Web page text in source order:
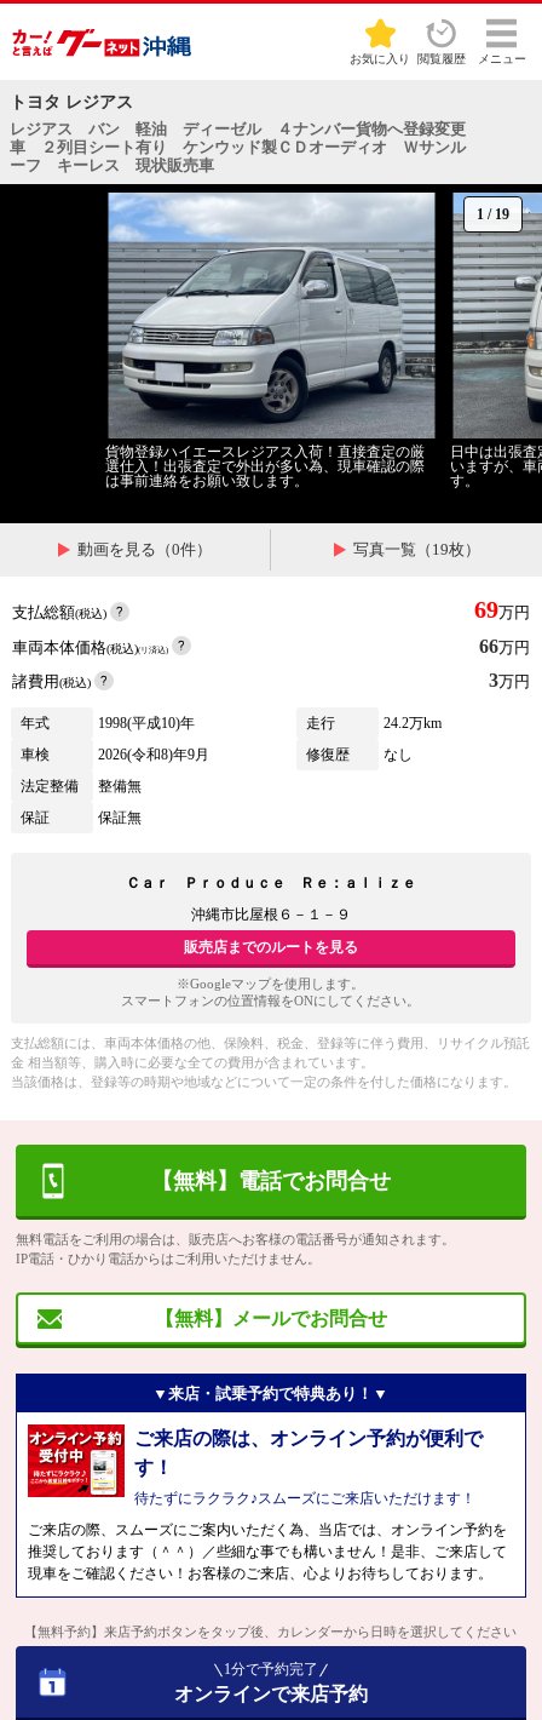
お気に入り 閲覧履歴 メニュー
トヨタ レジアス
レジアス バン 軽油 ディーゼル ４ナンバー貨物へ登録変更
車 ２列目シート有り ケンウッド製ＣＤオーディオ Ｗサンル
ーフ キーレス 現状販売車
1 / 19
貨物登録ハイエースレジアス入荷！直接査定の厳
選仕入！出張査定で外出が多い為、現車確認の際
は事前連絡をお願い致します。
日中は出張
いますが、
す。
動画を見る（0件） 写真一覧（19枚）
支払総額(税込) 69万円
車両本体価格(税込)(リ済込) 66万円
諸費用(税込) 3万円
年式 1998(平成10)年 走行
24.2万km
車検
2026(令和8)年9月 修復歴
なし
法定整備
整備無
保証
保証無
Ｃａｒ Ｐｒｏｄｕｃｅ Ｒｅ：ａｌｉｚｅ
沖縄市比屋根６－１－９
販売店までのルートを見る
※Googleマップを使用します。
スマートフォンの位置情報をONにしてください。
支払総額には、車両本体価格の他、保険料、税金、登録等に伴う費用、リサイクル預託
金 相当額等、購入時に必要な全ての費用が含まれています。
当該価格は、登録等の時期や地域などについて一定の条件を付した価格になります。
【無料】電話でお問合せ
無料電話をご利用の場合は、販売店へお客様の電話番号が通知されます。
IP電話・ひかり電話からはご利用いただけません。
【無料】メールでお問合せ
▼来店・試乗予約で特典あり！▼
ご来店の際は、オンライン予約が便利で
す！
待たずにラクラク♪スムーズにご来店いただけます！
ご来店の際、スムーズにご案内いただく為、当店では、オンライン予約を
推奨しております（＾＾）／些細な事でも構いません！是非、ご来店して
現車をご確認ください！お客様のご来店、心よりお待ちしております。
【無料予約】来店予約ボタンをタップ後、カレンダーから日時を選択してください
1分で予約完了
オンラインで来店予約